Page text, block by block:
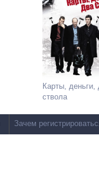
Карты, деньги,
ствола
Зачем